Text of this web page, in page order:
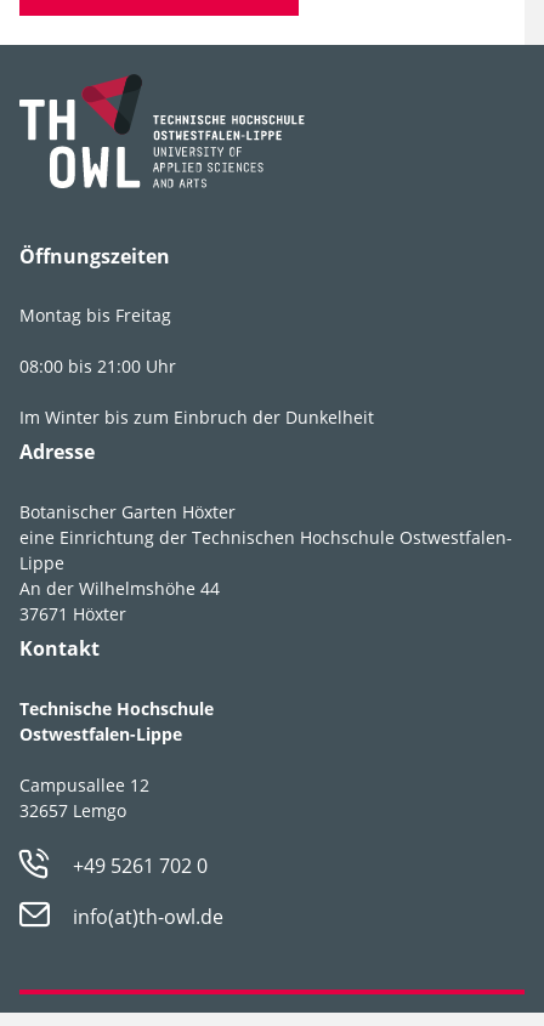
Öffnungszeiten
Montag bis Freitag
08:00 bis 21:00 Uhr
Im Winter bis zum Einbruch der Dunkelheit
Adresse
Botanischer Garten Höxter
eine Einrichtung der Technischen Hochschule Ostwestfalen-
Lippe
An der Wilhelmshöhe 44
37671 Höxter
Kontakt
Technische Hochschule
Ostwestfalen-Lippe
Campusallee 12
32657 Lemgo
+49 5261 702 0
info(at)th-owl.de